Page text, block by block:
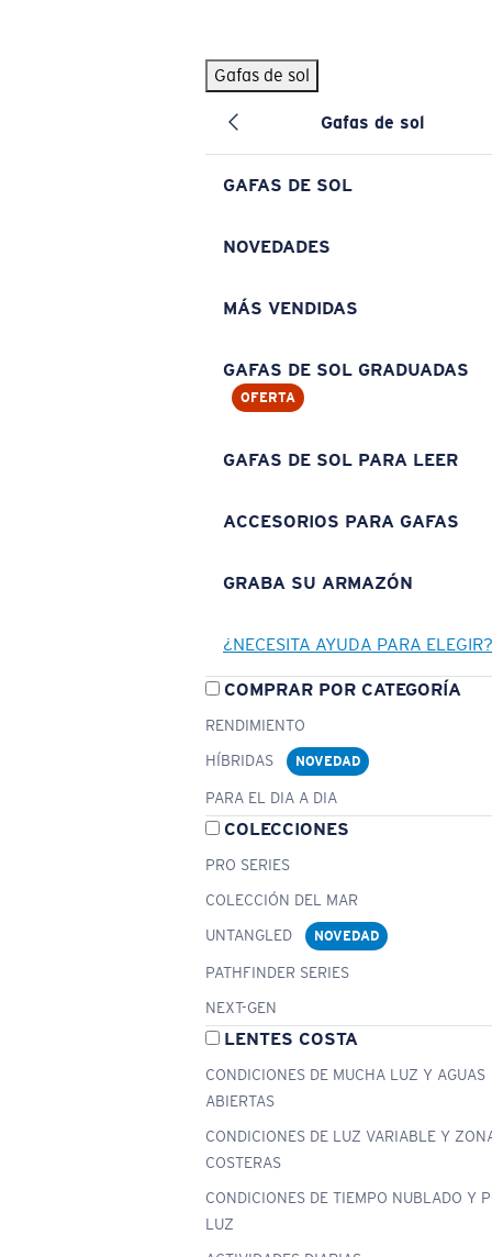
Gafas de sol
Gafas de sol
GAFAS DE SOL
NOVEDADES
MÁS VENDIDAS
GAFAS DE SOL GRADUADAS
OFERTA
GAFAS DE SOL PARA LEER
ACCESORIOS PARA GAFAS
GRABA SU ARMAZÓN
¿NECESITA AYUDA PARA ELEGIR?
COMPRAR POR CATEGORÍA
RENDIMIENTO
HÍBRIDAS
NOVEDAD
PARA EL DIA A DIA
COLECCIONES
PRO SERIES
COLECCIÓN DEL MAR
UNTANGLED
NOVEDAD
PATHFINDER SERIES
NEXT-GEN
LENTES COSTA
CONDICIONES DE MUCHA LUZ Y AGUAS
ABIERTAS
CONDICIONES DE LUZ VARIABLE Y
COSTERAS
CONDICIONES DE TIEMPO NUBLADO Y
LUZ
BÚSQUEDAS POPULARES
Pilothouse PRO Limited Edition Pack Exclusivo
Gafas de sol personalizadas
Los más vendidos de gafas de sol